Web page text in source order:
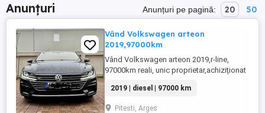
Anunțuri Anunțuri pe pagină: 20 50
Vând Volkswagen arteon
2019,97000km
Vând Volkswagen arteon 2019,r-line,
97000km reali, unic proprietar,achiziționat
2019 | diesel | 97000 km
Pitesti, Arges